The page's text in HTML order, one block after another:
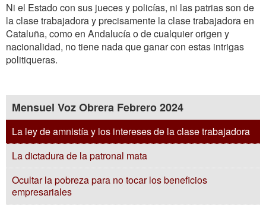
Ni el Estado con sus jueces y policías, ni las patrias son de
la clase trabajadora y precisamente la clase trabajadora en
Cataluña, como en Andalucía o de cualquier origen y
nacionalidad, no tiene nada que ganar con estas intrigas
politiqueras.
Mensuel Voz Obrera Febrero 2024
La ley de amnistía y los intereses de la clase trabajadora
La dictadura de la patronal mata
Ocultar la pobreza para no tocar los beneficios
empresariales